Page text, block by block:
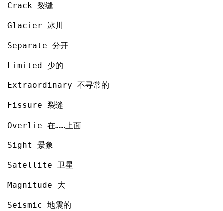
Crack 裂缝
Glacier 冰川
Separate 分开
Limited 少的
Extraordinary 不寻常的
Fissure 裂缝
Overlie 在……上面
Sight 景象
Satellite 卫星
Magnitude 大
Seismic 地震的